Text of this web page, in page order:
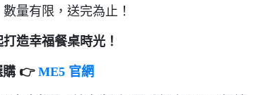
量有限，送完為止！
造幸福餐桌時光！
購 👉 ME5 官網